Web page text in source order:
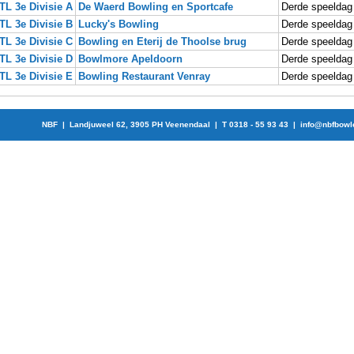
3e Divisie A
De Waerd Bowling en Sportcafe
Derde speeldag
3e Divisie B
Lucky's Bowling
Derde speeldag
3e Divisie C
Bowling en Eterij de Thoolse brug
Derde speeldag
3e Divisie D
Bowlmore Apeldoorn
Derde speeldag
3e Divisie E
Bowling Restaurant Venray Derde speeldag
NBF | Landjuweel 62, 3905 PH Veenendaal | T 0318 - 55 93 43 |